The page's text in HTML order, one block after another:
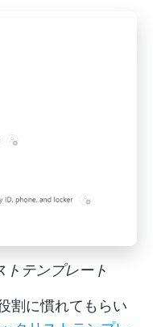
テンプレート
割に慣れてもらい